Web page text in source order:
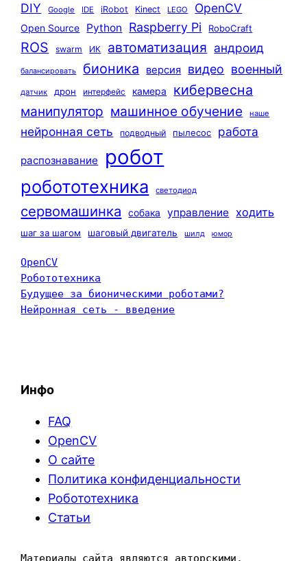
DIY Google IDE iRobot Kinect LEGO OpenCV
Open Source Python Raspberry Pi RoboCraft
ROS swarm ИК автоматизация андроид
балансировать бионика версия видео военный
датчик дрон интерфейс камера кибервесна
манипулятор машинное обучение наше
нейронная сеть подводный пылесос работа
распознавание робот
робототехника светодиод
сервомашинка собака управление ходить
шаг за шагом шаговый двигатель шилд юмор
OpenCV
Робототехника
Будущее за бионическими роботами?
Нейронная сеть - введение
Инфо
FAQ
OpenCV
О сайте
Политика конфиденциальности
Робототехника
Статьи
Материалы сайта являются авторскими.